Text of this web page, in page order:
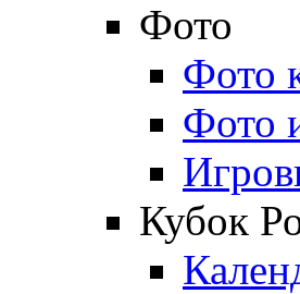
Фото
Фото
Фото
Кубок